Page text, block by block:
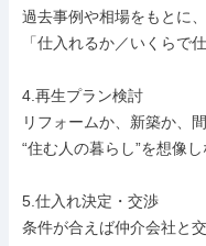
過去事例や相場をもとに、
「仕入れるか／いくらで
4.再生プラン検討
リフォームか、新築か、
“住む人の暮らし”を想像
5.仕入れ決定・交渉
条件が合えば仲介会社と